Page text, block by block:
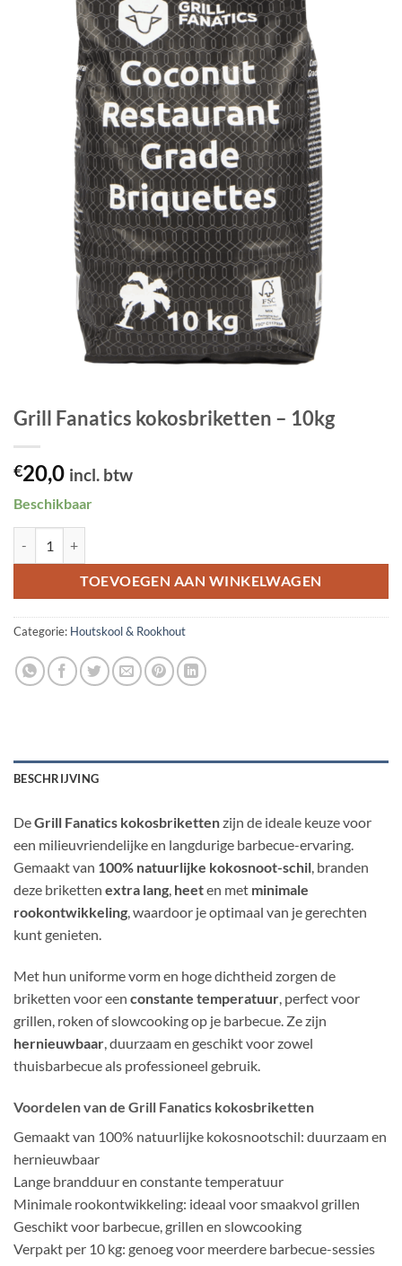
Grill Fanatics kokosbriketten – 10kg
€20,0 incl. btw
Beschikbaar
TOEVOEGEN AAN WINKELWAGEN
Categorie: Houtskool & Rookhout
BESCHRIJVING
DeGrill Fanatics kokosbrikettenzijn de ideale keuze voor
een milieuvriendelijke en langdurige barbecue-ervaring.
Gemaakt van 100% natuurlijke kokosnoot-schil, branden
deze briketten extra lang, heeten met minimale
rookontwikkeling, waardoor je optimaal van je gerechten
kunt genieten.
Met hun uniforme vorm en hoge dichtheid zorgen de
briketten voor een constante temperatuur, perfect voor
grillen, roken of slowcooking op je barbecue. Ze zijn
hernieuwbaar, duurzaam en geschikt voor zowel
thuisbarbecue als professioneel gebruik.
Voordelen van de Grill Fanatics kokosbriketten
Gemaakt van 100% natuurlijke kokosnootschil: duurzaam en
hernieuwbaar
Lange brandduur en constante temperatuur
Minimale rookontwikkeling: ideaal voor smaakvol grillen
Geschikt voor barbecue, grillen en slowcooking
Verpakt per 10 kg: genoeg voor meerdere barbecue-sessies